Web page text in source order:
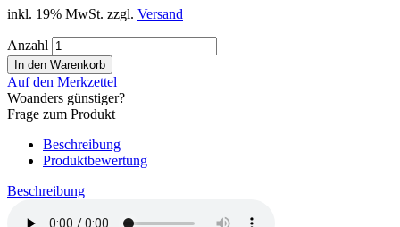
inkl. 19% MwSt. zzgl. Versand
Anzahl
Auf den Merkzettel
Woanders günstiger?
Frage zum Produkt
Beschreibung
Produktbewertung
Beschreibung